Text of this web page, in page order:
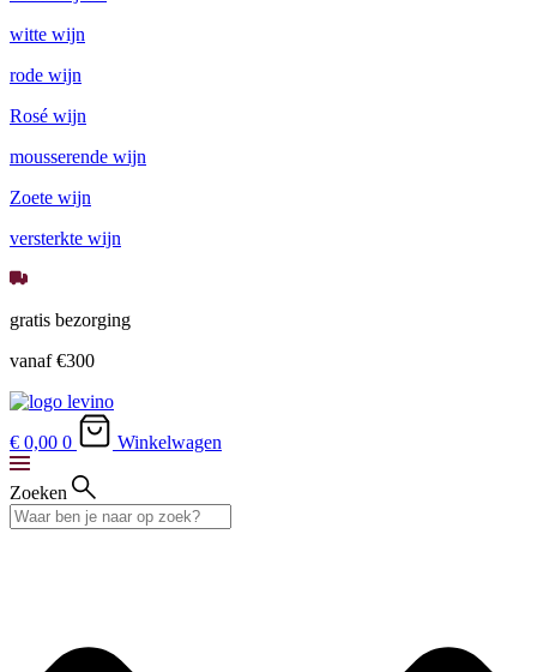
witte wijn
rode wijn
Rosé wijn
mousserende wijn
Zoete wijn
versterkte wijn
gratis bezorging
vanaf €300
€ 0,00 0 Winkelwagen
Zoeken